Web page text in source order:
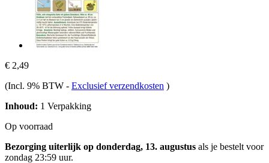
€ 2,49
(Incl. 9% BTW - Exclusief verzendkosten )
Inhoud: 1 Verpakking
Op voorraad
Bezorging uiterlijk op donderdag, 13. augustus als je bestelt voor
zondag 23:59 uur.